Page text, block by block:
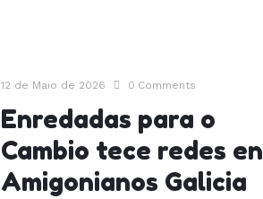
12 de Maio de 2026 0 Comments
Enredadas para o
Cambio tece redes en
Amigonianos Galicia